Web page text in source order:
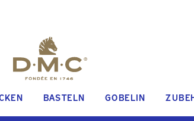
BASTELN GOBELIN